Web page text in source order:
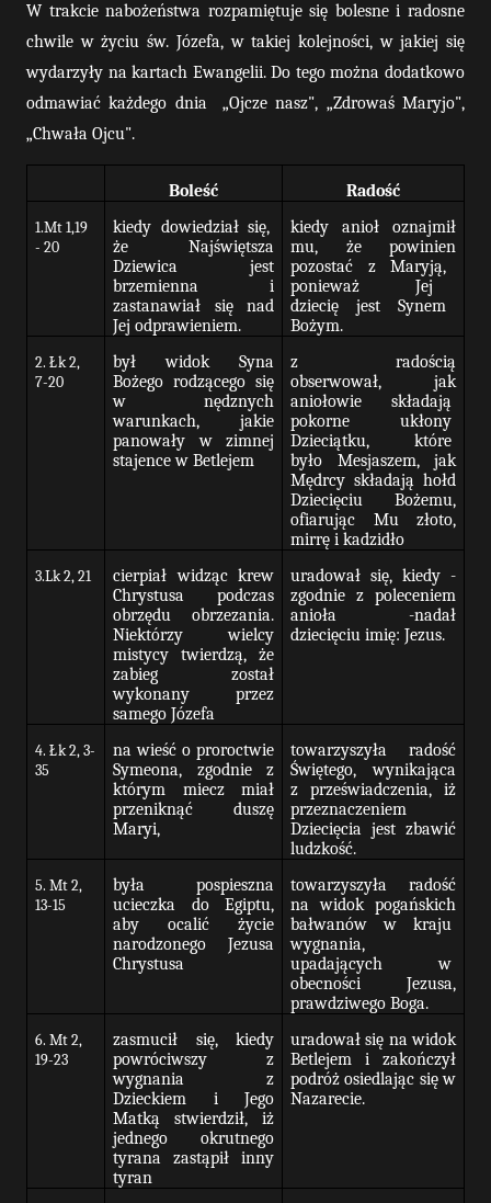
W trakcie nabożeństwa rozpamiętuje się bolesne i radosne
chwile w życiu św. Józefa, w takiej kolejności, w jakiej się
wydarzyły na kartach Ewangelii. Do tego można dodatkowo
odmawiać każdego dnia
„Ojcze nasz", „Zdrowaś Maryjo",
„Chwała Ojcu".
Boleść Radość
1.Mt 1,19
- 20
kiedy dowiedział się,
że
Najświętsza
Dziewica
jest
brzemienna i
zastanawiał się nad
Jej odprawieniem.
kiedy anioł oznajmił
mu, że powinien
pozostać
z
Maryją,
ponieważ
Jej
dziecię
jest
Synem
Bożym.
2. Łk 2,
7-20
był widok Syna
Bożego rodzącego się
w nędznych
warunkach, jakie
panowały w zimnej
stajence w Betlejem
z radością
obserwował, jak
aniołowie
składają
pokorne
ukłony
Dzieciątku,
które
było Mesjaszem, jak
Mędrcy składają hołd
Dziecięciu Bożemu,
ofiarując Mu złoto,
mirrę i kadzidło
3.Lk 2, 21
cierpiał widząc krew
Chrystusa podczas
obrzędu obrzezania.
Niektórzy wielcy
mistycy twierdzą, że
zabieg został
wykonany przez
samego Józefa
uradował się, kiedy -
zgodnie z poleceniem
anioła -nadał
dziecięciu imię: Jezus.
4. Łk 2, 3-
35
na wieść o proroctwie
Symeona, zgodnie z
którym miecz miał
przeniknąć
duszę
Maryi,
towarzyszyła radość
Świętego, wynikająca
z przeświadczenia, iż
przeznaczeniem
Dziecięcia jest zbawić
ludzkość.
5. Mt 2,
13-15
była pospieszna
ucieczka do Egiptu,
aby ocalić życie
narodzonego Jezusa
Chrystusa
towarzyszyła radość
na widok pogańskich
bałwanów w kraju
wygnania,
upadających
w
obecności
Jezusa,
prawdziwego Boga.
6. Mt 2,
19-23
zasmucił się, kiedy
powróciwszy z
wygnania z
Dzieckiem i Jego
Matką stwierdził, iż
jednego okrutnego
tyrana zastąpił inny
tyran
uradował się na widok
Betlejem i zakończył
podróż osiedlając się w
Nazarecie.